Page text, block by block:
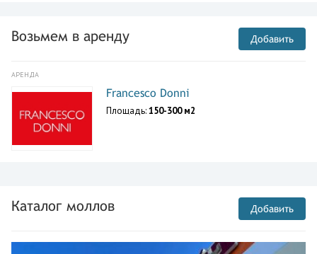
Возьмем в аренду Добавить
АРЕНДА
Francesco Donni
Площадь:150-300 м2
Каталог моллов Добавить